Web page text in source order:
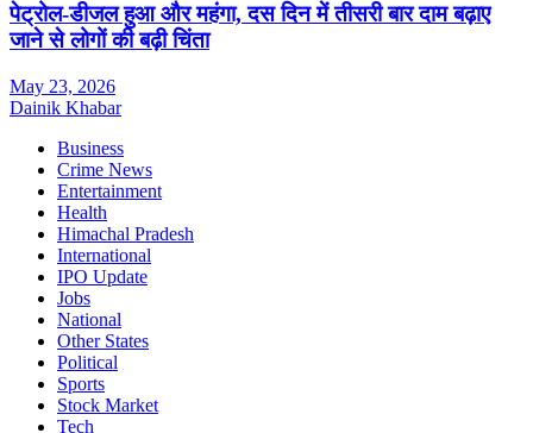
पेट्रोल-डीजल हुआ और महंगा, दस दिन में तीसरी बार दाम बढ़ाए
जाने से लोगों की बढ़ी चिंता
May 23, 2026
Dainik Khabar
Business
Crime News
Entertainment
Health
Himachal Pradesh
International
IPO Update
Jobs
National
Other States
Political
Sports
Stock Market
Tech